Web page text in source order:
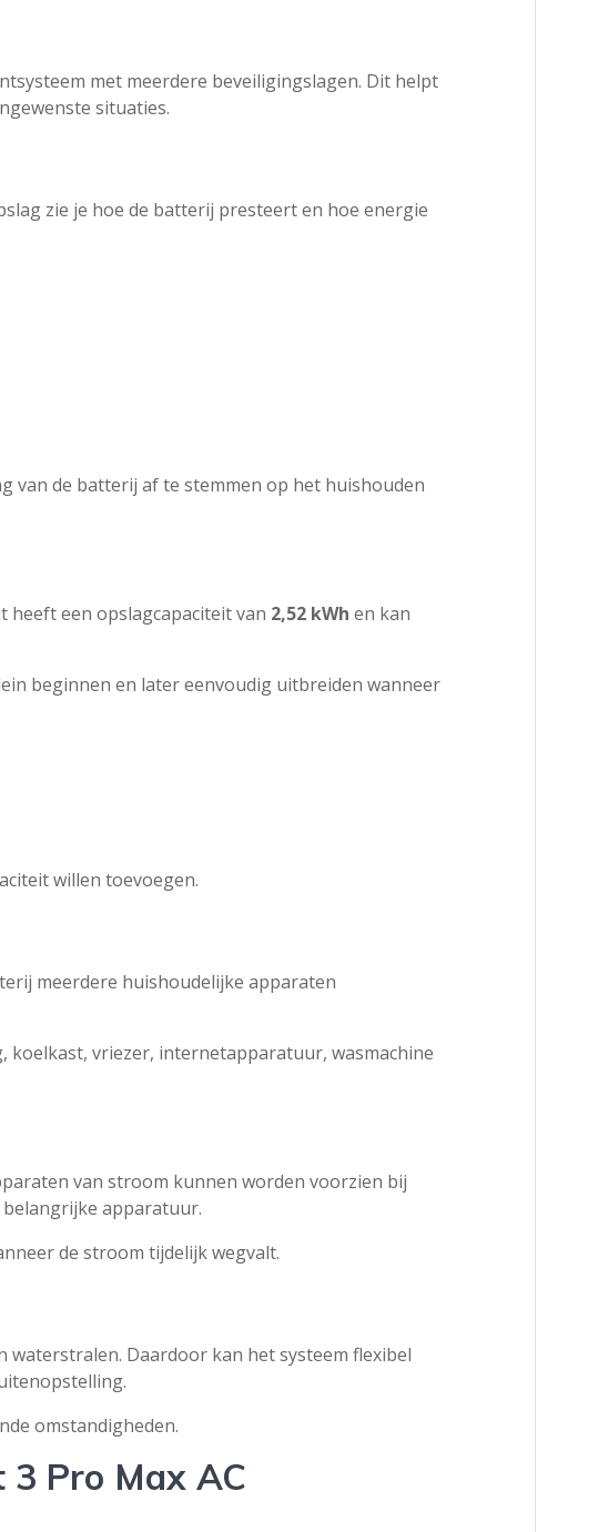
met meerdere beveiligingslagen. Dit helpt
situaties.
zie je hoe de batterij presteert en hoe energie
van de batterij af te stemmen op het huishouden
heeft een opslagcapaciteit van 2,52 kWh en kan
beginnen en later eenvoudig uitbreiden wanneer
willen toevoegen.
meerdere huishoudelijke apparaten
vriezer, internetapparatuur, wasmachine
van stroom kunnen worden voorzien bij
apparatuur.
de stroom tijdelijk wegvalt.
waterstralen. Daardoor kan het systeem flexibel
omstandigheden.
3 Pro Max AC